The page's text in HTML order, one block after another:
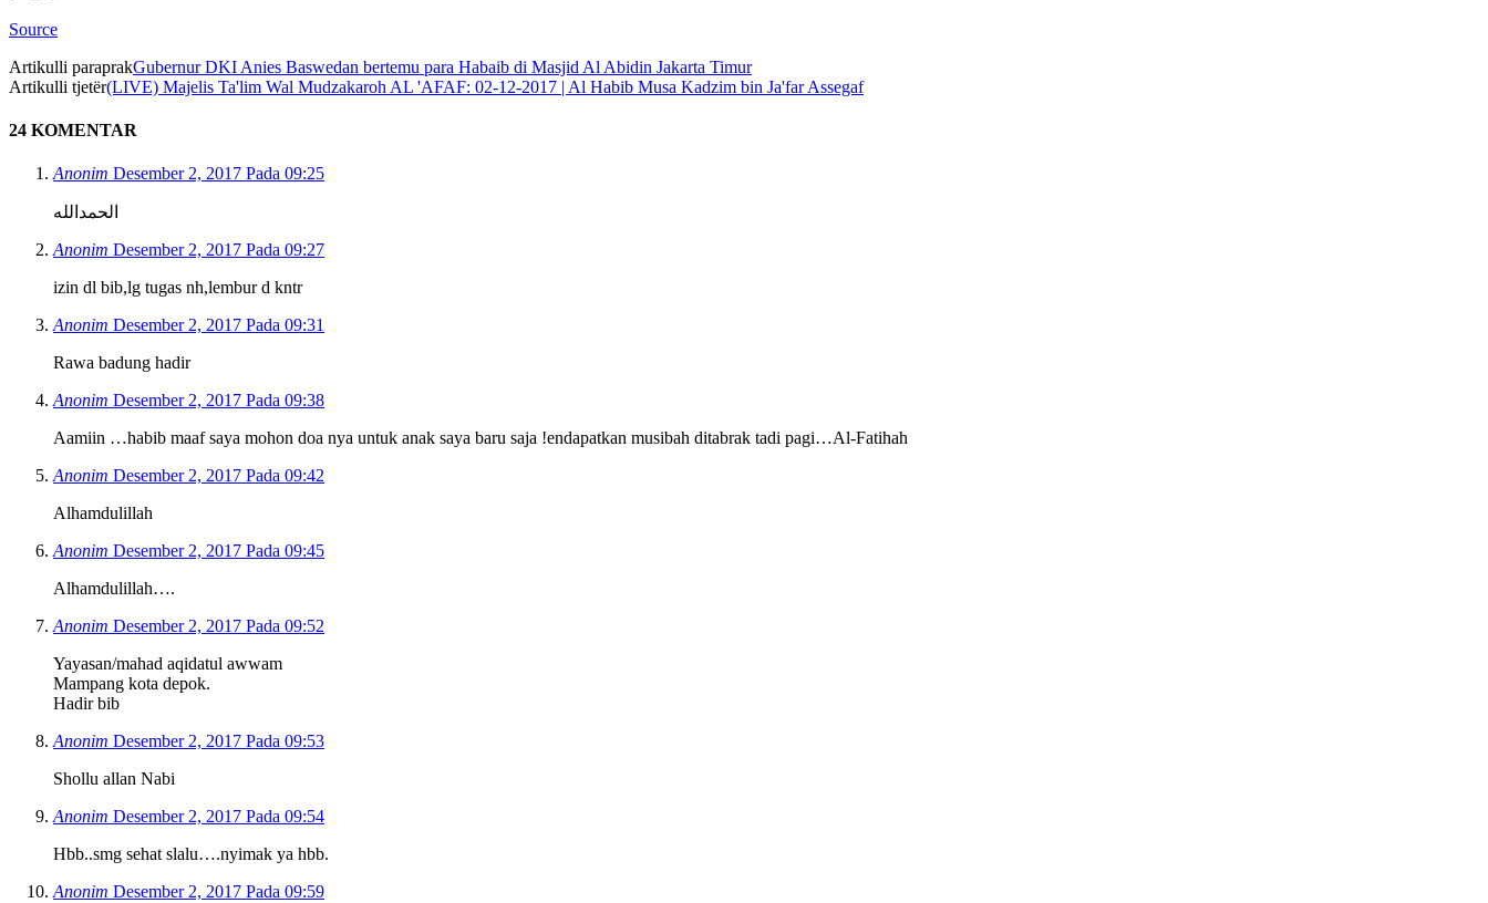
Source
Artikulli paraprakGubernur DKI Anies Baswedan bertemu para Habaib di Masjid Al Abidin Jakarta Timur
Artikulli tjetër(LIVE) Majelis Ta'lim Wal Mudzakaroh AL 'AFAF: 02-12-2017 | Al Habib Musa Kadzim bin Ja'far Assegaf
24 KOMENTAR
Anonim Desember 2, 2017 Pada 09:25
الحمدالله
Anonim Desember 2, 2017 Pada 09:27
izin dl bib,lg tugas nh,lembur d kntr
Anonim Desember 2, 2017 Pada 09:31
Rawa badung hadir
Anonim Desember 2, 2017 Pada 09:38
Aamiin …habib maaf saya mohon doa nya untuk anak saya baru saja !endapatkan musibah ditabrak tadi pagi…Al-Fatihah
Anonim Desember 2, 2017 Pada 09:42
Alhamdulillah
Anonim Desember 2, 2017 Pada 09:45
Alhamdulillah….
Anonim Desember 2, 2017 Pada 09:52
Yayasan/mahad aqidatul awwam
Mampang kota depok.
Hadir bib
Anonim Desember 2, 2017 Pada 09:53
Shollu allan Nabi
Anonim Desember 2, 2017 Pada 09:54
Hbb..smg sehat slalu….nyimak ya hbb.
Anonim Desember 2, 2017 Pada 09:59